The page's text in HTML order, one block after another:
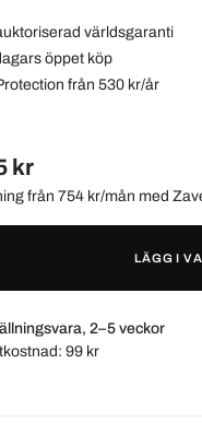
världsgaranti
öppet köp
från 530 kr/år
kr
från 754 kr/mån med
LÄGG I
2–5 veckor
99 kr